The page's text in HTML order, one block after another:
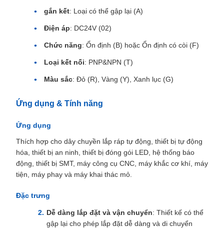
gắn kết: Loại có thể gập lại (A)
Điện áp: DC24V (02)
Chức năng: Ổn định (B) hoặc Ổn định có còi (F)
Loại kết nối: PNP&NPN (T)
Màu sắc: Đỏ (R), Vàng (Y), Xanh lục (G)
Ứng dụng & Tính năng
Ứng dụng
Thích hợp cho dây chuyền lắp ráp tự động, thiết bị tự động
hóa, thiết bị an ninh, thiết bị đóng gói LED, hệ thống báo
động, thiết bị SMT, máy công cụ CNC, máy khắc cơ khí, máy
tiện, máy phay và máy khai thác mỏ.
Đặc trưng
Dễ dàng lắp đặt và vận chuyển: Thiết kế có thể
gập lại cho phép lắp đặt dễ dàng và di chuyển